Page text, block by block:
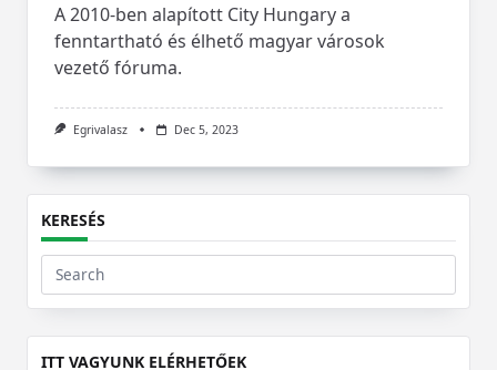
A 2010-ben alapított City Hungary a
fenntartható és élhető magyar városok
vezető fóruma.
Egrivalasz Dec 5, 2023
KERESÉS
Search
for:
ITT VAGYUNK ELÉRHETŐEK